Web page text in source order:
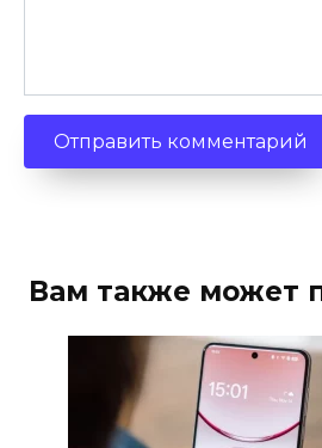
Вам также может